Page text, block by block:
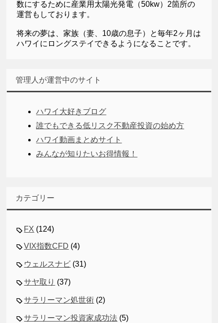
数にするために産業用太陽光発電（50kw）2箇所の
運営もしております。
将来の夢は、家族（妻、10歳の息子）と毎年2ヶ月は
ハワイにロングステイできるようになることです。
管理人が運営中のサイト
ハワイ大好きブログ
誰でもできる低リスク不動産投資の始め方
ハワイ動画まとめサイト
みんなが知りたいお得情報！
カテゴリー
FX (124)
VIX指数CFD (4)
ウェルスナビ (31)
サヤ取り (37)
サラリーマン処世術 (2)
サラリーマン投資家成功法 (5)